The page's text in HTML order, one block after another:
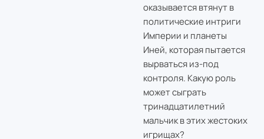
оказывается втянут в
политические интриги
Империи и планеты
Иней, которая пытается
вырваться из-под
контроля. Какую роль
может сыграть
тринадцатилетний
мальчик в этих жестоких
игрищах?